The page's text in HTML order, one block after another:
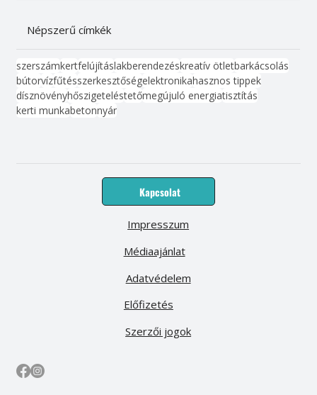
Népszerű címkék
szerszámkertfelújításlakberendezéskreatív ötletbarkácsolás
bútorvízfűtésszerkesztőségelektronikahasznos tippek
dísznövényhőszigeteléstetőmegújuló energiatisztítás
kerti munkabetonnyár
Kapcsolat
Médiaajánlat
Előfizetés
Impresszum
Adatvédelem
Szerzői jogok